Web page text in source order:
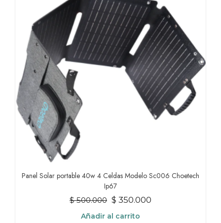
Panel Solar portable 40w 4 Celdas Modelo Sc006 Choetech
Ip67
$500.000 El
precio
$ 350.000
Añadir al carrito